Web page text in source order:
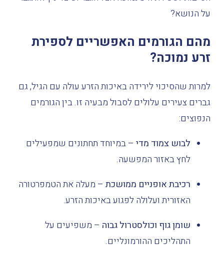
עלהנושא?
מהם הגורמים האפשריים לספירת
זרע נמוכה?
למרות שהסיכוי לירידה באיכות הזרע עולה עם הגיל, גם
גברים צעירים עלולים לסבול מבעיה זו. בין הגורמים
הנפוצים:
לבוש צמוד מדי– במיוחד תחתונים שמפעילים
לחץ באזור המפשעה.
רכיבת אופניים ממושכת– מעלה את הטמפרטורה
האזורית ועלולה לפגוע באיכות הזרע.
שומן גוף וכולסטרול גבוה – משפיעים על
התהליכים ההורמונליים.